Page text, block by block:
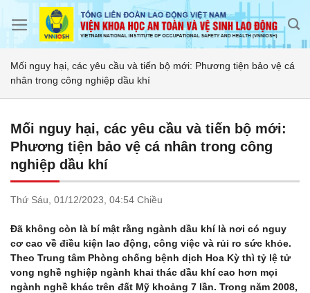
Mối nguy hại, các yêu cầu và tiến bộ mới: Phương tiện bảo vệ cá
nhân trong công nghiệp dầu khí
Mối nguy hại, các yêu cầu và tiến bộ mới:
Phương tiện bảo vệ cá nhân trong công
nghiệp dầu khí
Thứ Sáu, 01/12/2023, 04:54 Chiều
Đã không còn là bí mật rằng ngành dầu khí là nơi có nguy
cơ cao về điều kiện lao động, công việc và rủi ro sức khỏe.
Theo Trung tâm Phòng chống bệnh dịch Hoa Kỳ thì tỷ lệ tử
vong nghề nghiệp ngành khai thác dầu khí cao hơn mọi
ngành nghề khác trên đất Mỹ khoảng 7 lần. Trong năm 2008,